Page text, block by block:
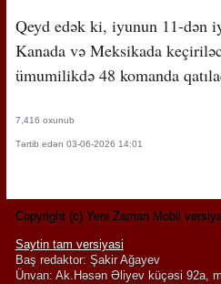
Qeyd edək ki, iyunun 11-dən
Kanada və Meksikada
ümumilikdə 48 komanda
7,416 oxunub
Tərtib edən 03-06-2026 14:01
Copyright (c) Yeni Zaman Mobil
Saytin tam versiyasi
Baş redaktor: Şakir Ağayev
Ünvan: Ak.Həsən Əliyev küçəsi 92a,